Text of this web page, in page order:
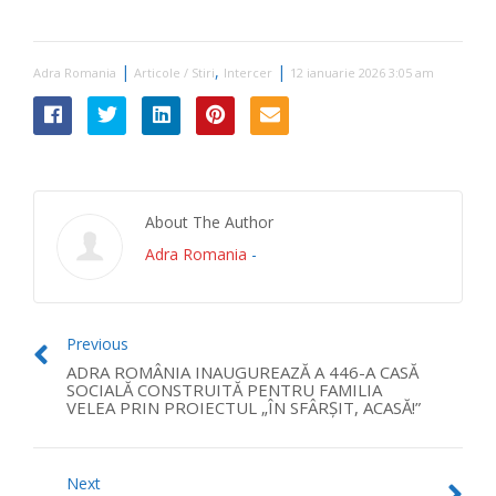
Adra Romania | Articole / Stiri, Intercer | 12 ianuarie 2026 3:05 am
About The Author
Adra Romania -
Previous
ADRA ROMÂNIA INAUGUREAZĂ A 446-A CASĂ
SOCIALĂ CONSTRUITĂ PENTRU FAMILIA
VELEA PRIN PROIECTUL „ÎN SFÂRȘIT, ACASĂ!”
Next